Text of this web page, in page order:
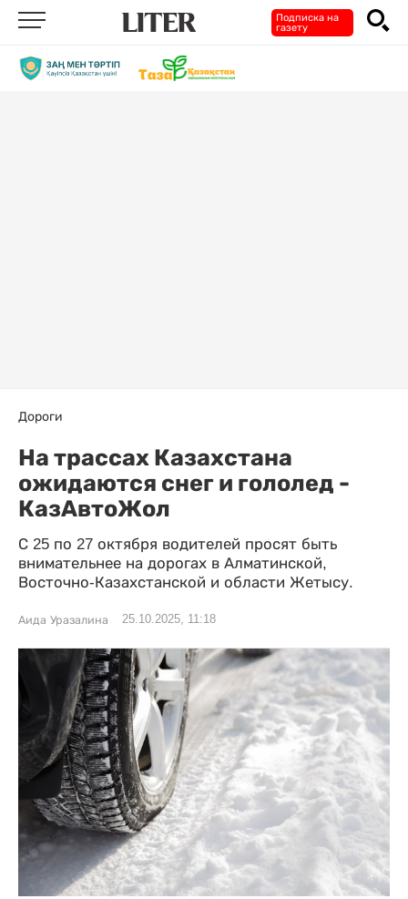
Подписка на
газету
Дороги
На трассах Казахстана
ожидаются снег и гололед -
КазАвтоЖол
С 25 по 27 октября водителей просят быть
внимательнее на дорогах в Алматинской,
Восточно-Казахстанской и области Жетысу.
Аида Уразалина 25.10.2025, 11:18